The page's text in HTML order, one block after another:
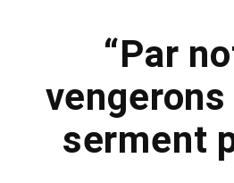
“Par
serment